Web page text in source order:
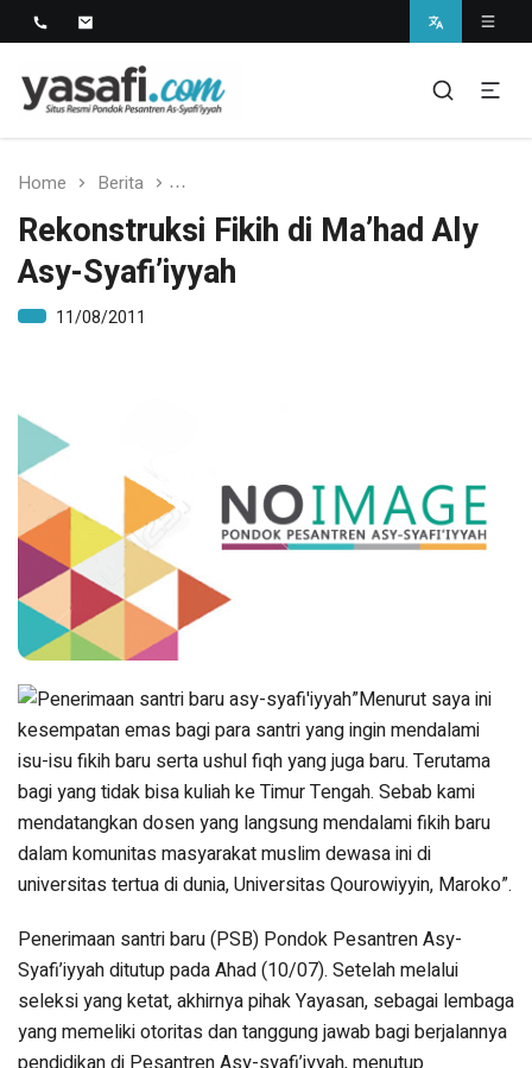
Home Berita Rekonstruksi Fikih di Ma’had Aly Asy-
Rekonstruksi Fikih di Ma’had Aly
Asy-Syafi’iyyah
11/08/2011
”Menurut saya ini
kesempatan emas bagi para santri yang ingin mendalami
isu-isu fikih baru serta ushul fiqh yang juga baru. Terutama
bagi yang tidak bisa kuliah ke Timur Tengah. Sebab kami
mendatangkan dosen yang langsung mendalami fikih baru
dalam komunitas masyarakat muslim dewasa ini di
universitas tertua di dunia, Universitas Qourowiyyin, Maroko”.
Penerimaan santri baru (PSB) Pondok Pesantren Asy-
Syafi’iyyah ditutup pada Ahad (10/07). Setelah melalui
seleksi yang ketat, akhirnya pihak Yayasan, sebagai lembaga
yang memeliki otoritas dan tanggung jawab bagi berjalannya